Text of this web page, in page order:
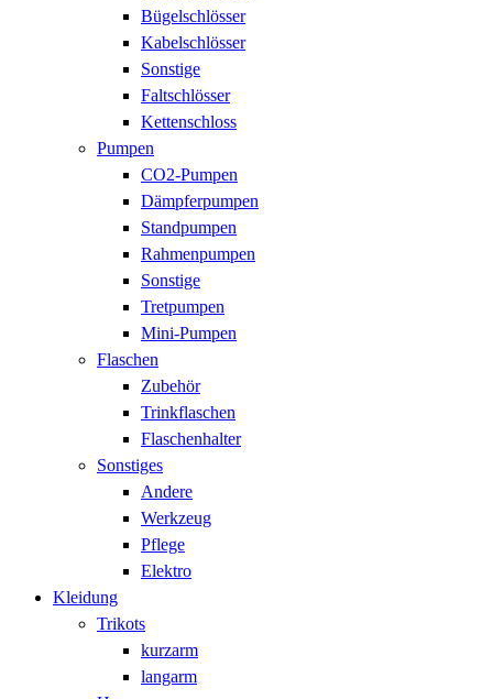
Bügelschlösser
Kabelschlösser
Sonstige
Faltschlösser
Kettenschloss
Pumpen
CO2-Pumpen
Dämpferpumpen
Standpumpen
Rahmenpumpen
Sonstige
Tretpumpen
Mini-Pumpen
Flaschen
Zubehör
Trinkflaschen
Flaschenhalter
Sonstiges
Andere
Werkzeug
Pflege
Elektro
Kleidung
Trikots
kurzarm
langarm